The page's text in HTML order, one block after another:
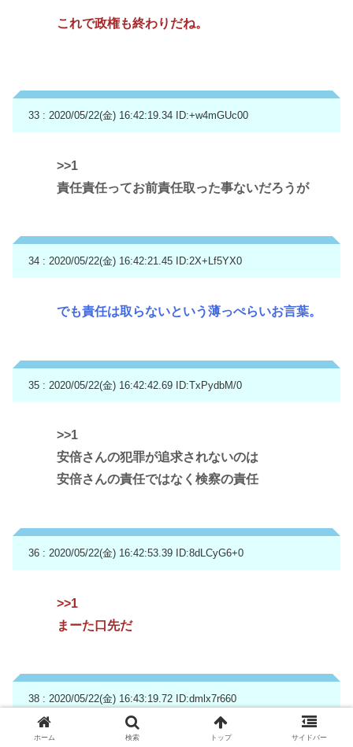
これで政権も終わりだね。
33 : 2020/05/22(金) 16:42:19.34 ID:+w4mGUc00
>>1
責任責任ってお前責任取った事ないだろうが
34 : 2020/05/22(金) 16:42:21.45 ID:2X+Lf5YX0
でも責任は取らないという薄っぺらいお言葉。
35 : 2020/05/22(金) 16:42:42.69 ID:TxPydbM/0
>>1
安倍さんの犯罪が追求されないのは
安倍さんの責任ではなく検察の責任
36 : 2020/05/22(金) 16:42:53.39 ID:8dLCyG6+0
>>1
まーた口先だ
38 : 2020/05/22(金) 16:43:19.72 ID:dmlx7r660
ホーム 検索 トップ サイドバー